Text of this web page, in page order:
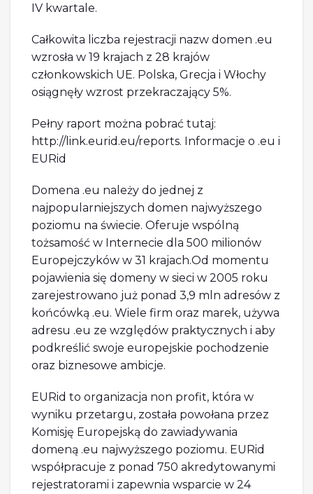
IV kwartale.
Całkowita liczba rejestracji nazw domen .eu
wzrosła w 19 krajach z 28 krajów
członkowskich UE. Polska, Grecja i Włochy
osiągnęły wzrost przekraczający 5%.
Pełny raport można pobrać tutaj:
http://link.eurid.eu/reports. Informacje o .eu i
EURid
Domena .eu należy do jednej z
najpopularniejszych domen najwyższego
poziomu na świecie. Oferuje wspólną
tożsamość w Internecie dla 500 milionów
Europejczyków w 31 krajach.Od momentu
pojawienia się domeny w sieci w 2005 roku
zarejestrowano już ponad 3,9 mln adresów z
końcówką .eu. Wiele firm oraz marek, używa
adresu .eu ze względów praktycznych i aby
podkreślić swoje europejskie pochodzenie
oraz biznesowe ambicje.
EURid to organizacja non profit, która w
wyniku przetargu, została powołana przez
Komisję Europejską do zawiadywania
domeną .eu najwyższego poziomu. EURid
współpracuje z ponad 750 akredytowanymi
rejestratorami i zapewnia wsparcie w 24